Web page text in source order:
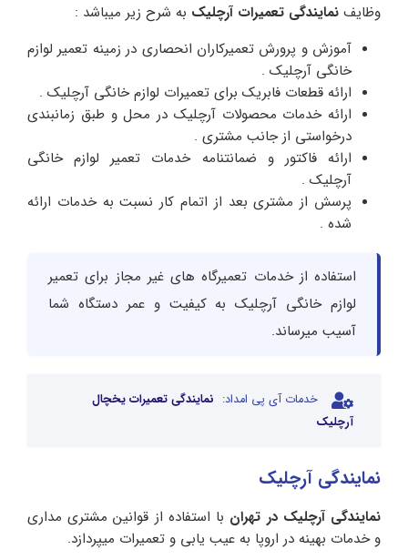
وظایف نمایندگی تعمیرات آرچلیک به شرح زیر میباشد :
آموزش و پرورش تعمیرکاران انحصاری در زمینه تعمیر لوازم
خانگی آرچلیک .
ارائه قطعات فابریک برای تعمیرات لوازم خانگی آرچلیک .
ارائه خدمات محصولات آرچلیک در محل و طبق زمانبندی
درخواستی از جانب مشتری .
ارائه فاکتور و ضمانتنامه خدمات تعمیر لوازم خانگی
آرچلیک .
پرسش از مشتری بعد از اتمام کار نسبت به خدمات ارائه
شده .
استفاده از خدمات تعمیرگاه های غیر مجاز برای تعمیر
لوازم خانگی آرچلیک به کیفیت و عمر دستگاه شما
آسیب میرساند.
خدمات آی پی امداد: نمایندگی تعمیرات یخچال
آرچلیک
نمایندگی آرچلیک
نمایندگی آرچلیک در تهران با استفاده از قوانین مشتری مداری
و خدمات بهینه در اروپا به عیب یابی و تعمیرات میپردازد.